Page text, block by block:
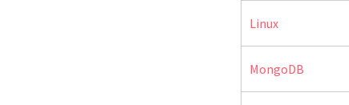
Linux
MongoDB